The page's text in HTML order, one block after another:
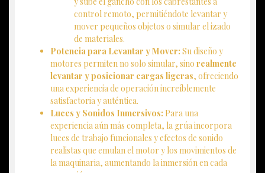
control remoto, permitiéndote levantar y
mover pequeños objetos o simular el izado
de materiales.
Potencia para Levantar y Mover: Su diseño y
motores permiten no solo simular, sino realmente
levantar y posicionar cargas ligeras, ofreciendo
una experiencia de operación increíblemente
satisfactoria y auténtica.
Luces y Sonidos Inmersivos: Para una
experiencia aún más completa, la grúa incorpora
luces de trabajo funcionales y efectos de sonido
realistas que emulan el motor y los movimientos de
la maquinaria, aumentando la inmersión en cada